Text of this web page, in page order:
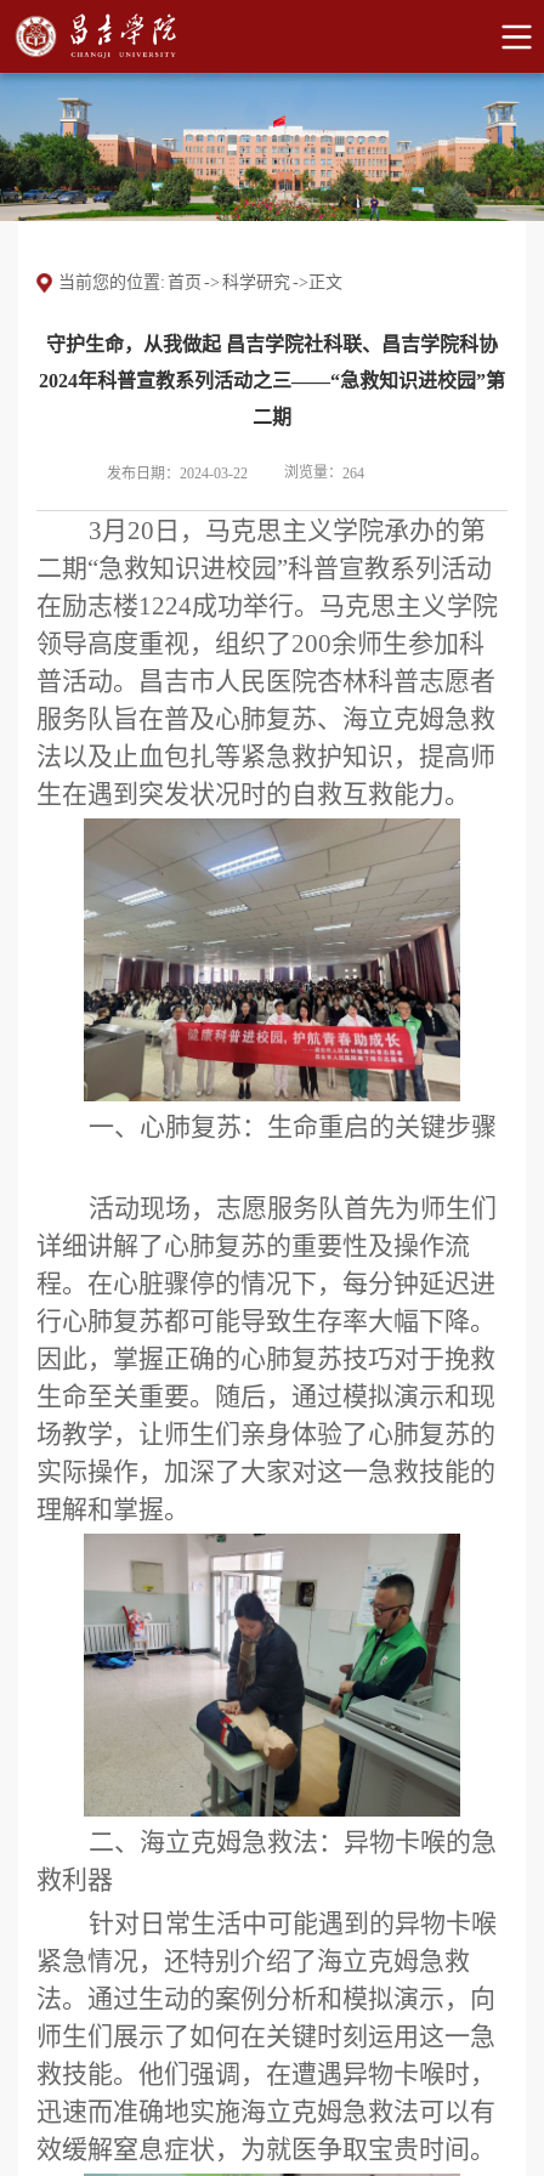
当前您的位置: 首页 -> 科学研究-> 正文
守护生命，从我做起 昌吉学院社科联、昌吉学院科协
2024年科普宣教系列活动之三——“急救知识进校园”第
二期
发布日期：2024-03-22 浏览量： 264
3月20日，马克思主义学院承办的第
二期“急救知识进校园”科普宣教系列活动
在励志楼1224成功举行。马克思主义学院
领导高度重视，组织了200余师生参加科
普活动。昌吉市人民医院杏林科普志愿者
服务队旨在普及心肺复苏、海立克姆急救
法以及止血包扎等紧急救护知识，提高师
生在遇到突发状况时的自救互救能力。
一、心肺复苏：生命重启的关键步骤
活动现场， 志愿服务队首先为师生们
详细讲解了心肺复苏的重要性及操作流
程。在心脏骤停的情况下，每分钟延迟进
行心肺复苏都可能导致生存率大幅下降。
因此，掌握正确的心肺复苏技巧对于挽救
生命至关重要。随后，通过模拟演示和现
场教学，让师生们亲身体验了心肺复苏的
实际操作，加深了大家对这一急救技能的
理解和掌握。
二、海立克姆急救法：异物卡喉的急
救利器
针对日常生活中可能遇到的异物卡喉
紧急情况，还特别介绍了海立克姆急救
法。通过生动的案例分析和模拟演示，向
师生们展示了如何在关键时刻运用这一急
救技能。他们强调，在遭遇异物卡喉时，
迅速而准确地实施海立克姆急救法可以有
效缓解窒息症状，为就医争取宝贵时间。